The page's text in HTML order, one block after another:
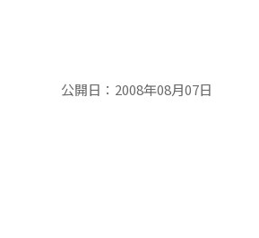
公開日： 2008年08月07日